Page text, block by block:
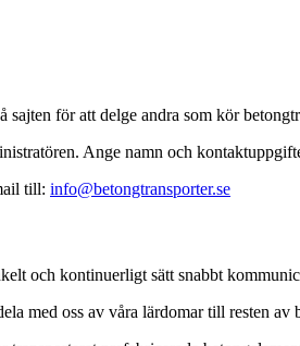
för att delge andra som kör
Ange namn och
till: info@betongtransporter.se
och kontinuerligt sätt snabbt
med oss av våra lärdomar till resten